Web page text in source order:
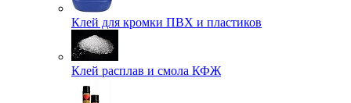
Клей для кромки ПВХ и пластиков
Клей расплав и смола КФЖ